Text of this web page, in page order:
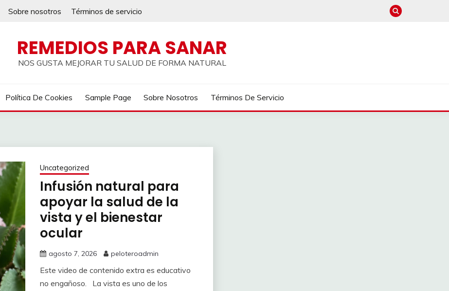
Sobre nosotros Términos de servicio
REMEDIOS PARA SANAR
NOS GUSTA MEJORAR TU SALUD DE FORMA NATURAL
Política De Cookies Sample Page Sobre Nosotros Términos De Servicio
Uncategorized
Infusión natural para
apoyar la salud de la
vista y el bienestar
ocular
agosto 7, 2026 peloteroadmin
Este video de contenido extra es educativo
no engañoso. La vista es uno de los